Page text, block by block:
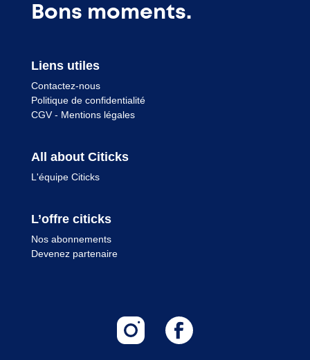
Bons moments.
Liens utiles
Contactez-nous
Politique de confidentialité
CGV- Mentions légales
All about Citicks
L'équipe Citicks
L’offre citicks
Nos abonnements
Devenez partenaire